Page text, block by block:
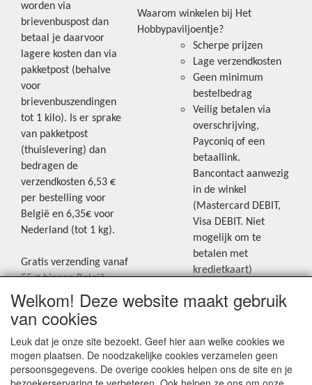
worden via
brievenbuspost dan
betaal je daarvoor
lagere kosten dan via
pakketpost (behalve
voor
brievenbuszendingen
tot 1 kilo). Is er sprake
van pakketpost
(thuislevering) dan
bedragen de
verzendkosten 6,53 €
per bestelling voor
België en 6,35€ voor
Nederland (tot 1 kg).
Gratis verzending vanaf
55 € binnen België.
Gratis verzending vanaf
65 € naar Nederland.
Levering andere
landen: geen gratis
verzending, portkosten
worden aangerekend.
Waarom winkelen bij Het
Hobbypaviljoentje?
Scherpe prijzen
Lage verzendkosten
Geen minimum
bestelbedrag
Veilig betalen via
overschrijving,
Payconiq of een
betaallink.
Bancontact aanwezig
in de winkel
(Mastercard DEBIT,
Visa DEBIT. Niet
mogelijk om te
betalen met
kredietkaart)
Blijf op de hoogte van de laatste
onze Facebookpagina.
Welkom! Deze website maakt gebruik
van cookies
Leuk dat je onze site bezoekt. Geef hier aan welke cookies we
mogen plaatsen. De noodzakelijke cookies verzamelen geen
persoonsgegevens. De overige cookies helpen ons de site en je